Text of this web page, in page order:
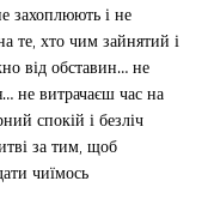
захоплюють і не
те, хто чим зайнятий і
від обставин… не
не витрачаєш час на
спокій і безліч
за тим, щоб
чиїмось